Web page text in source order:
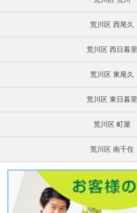
荒川区 西尾久
荒川区 西日暮里
荒川区 東尾久
荒川区 東日暮里
荒川区 町屋
荒川区 南千住